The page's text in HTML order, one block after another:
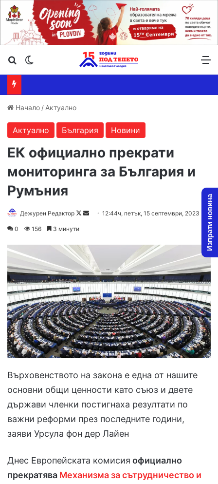
Търсене ...
Начало / Актуално
Актуално България Новини
ЕК официално прекрати
мониторинга за България и
Румъния
Дежурен Редактор
Follow
Send12:44ч, петък, 15 септември, 2023
0 156 3 минути
Върховенството на закона е една от нашите
основни общи ценности като съюз и двете
държави членки постигнаха резултати по
важни реформи през последните години,
заяви Урсула фон дер Лайен
Днес Европейската комисия официално
прекратява Механизма за сътрудничество и
Изпрати новина